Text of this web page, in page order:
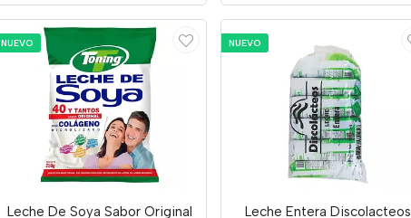
NUEVO
Leche De Soya Sabor Original
NUEVO
Leche Entera Discolacteos